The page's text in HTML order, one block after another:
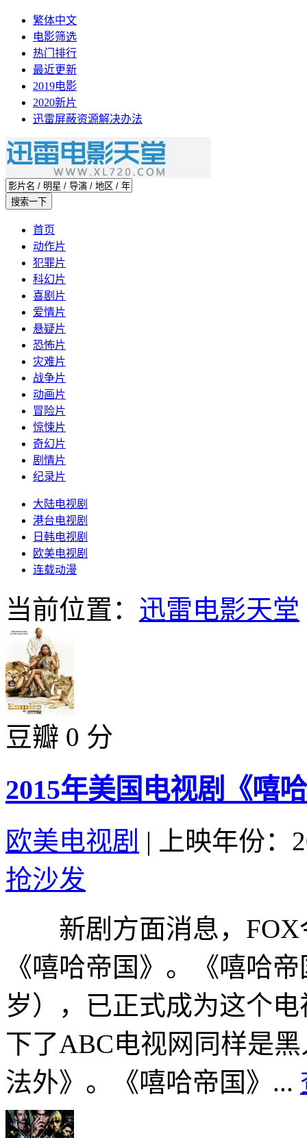
繁体中文
电影筛选
热门排行
最近更新
2019电影
2020新片
迅雷屏蔽资源解决办法
首页
动作片
犯罪片
科幻片
喜剧片
爱情片
悬疑片
恐怖片
灾难片
战争片
动画片
冒险片
惊悚片
奇幻片
剧情片
纪录片
大陆电视剧
港台电视剧
日韩电视剧
欧美电视剧
连载动漫
当前位置： 迅雷电影天堂
豆瓣 0 分
2015年美国电视剧《嘻
欧美电视剧 |
上映年份：
抢沙发
新剧方面消息，FOX
《嘻哈帝国》。《嘻哈
岁），已正式成为这个
下了ABC电视网同样是
法外》。《嘻哈帝国》...